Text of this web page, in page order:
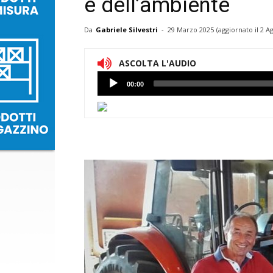
e dell’ambiente
Da Gabriele Silvestri - 29 Marzo 2025 (aggiornato il 2
ASCOLTA L'AUDIO
Lettore
Audio
00:00